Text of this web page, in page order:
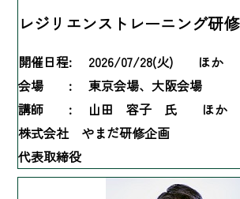
レジリエンストレーニング研修
開催日程:
2026/07/28(火) ほか
会場 :
東京会場、大阪会場
講師 :
山田 容子 氏 ほか
株式会社 やまだ研修企画
代表取締役